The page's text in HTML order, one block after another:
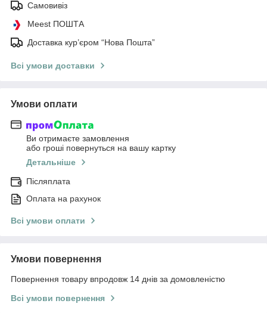
Самовивіз
Meest ПОШТА
Доставка кур’єром “Нова Пошта”
Всі умови доставки
Умови оплати
Ви отримаєте замовлення
або гроші повернуться на вашу картку
Детальніше
Післяплата
Оплата на рахунок
Всі умови оплати
Умови повернення
Повернення товару впродовж 14 днів за домовленістю
Всі умови повернення